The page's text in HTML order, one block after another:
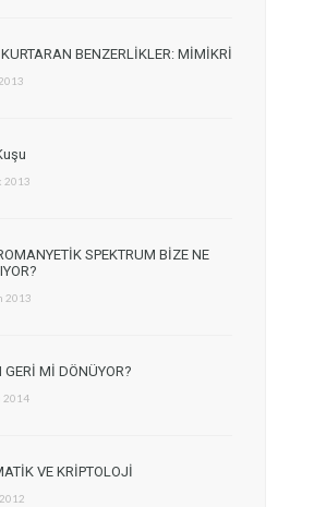
BENZERLİKLER: MİMİKRİ
2013
SPEKTRUM BİZE NE
2013
GERİ Mİ DÖNÜYOR?
2014
VE KRİPTOLOJİ